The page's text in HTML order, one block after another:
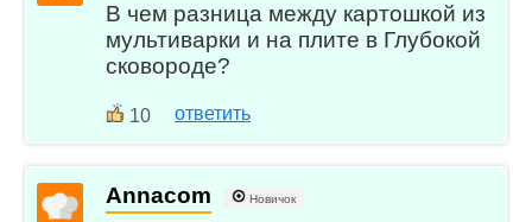
В чем разница между картошкой из
мультиварки и на плите в Глубокой
сковороде?
10 ответить
Annacom Новичок